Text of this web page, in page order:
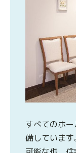
すべてのホ
備していま